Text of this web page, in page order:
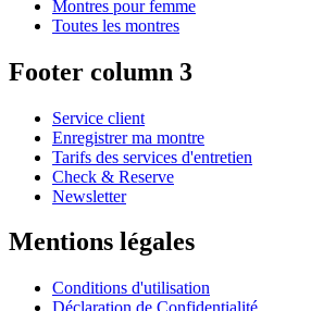
Montres pour femme
Toutes les montres
Footer column 3
Service client
Enregistrer ma montre
Tarifs des services d'entretien
Check & Reserve
Newsletter
Mentions légales
Conditions d'utilisation